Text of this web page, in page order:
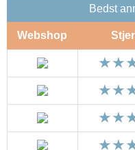
Bedst
Webshop